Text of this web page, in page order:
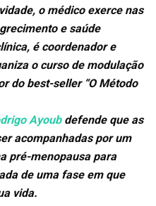
o médico exerce nas
e saúde
é coordenador e
o curso de modulação
do best-seller “O Método
Ayoubdefende que as
acompanhadas por um
pré-menopausa para
de uma fase em que
vida.